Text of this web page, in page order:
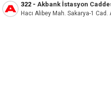
322 - Akbank İstasyon